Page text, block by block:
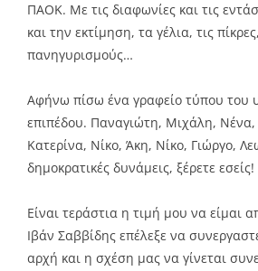
ΠΑΟΚ. Με τις διαφωνίες και τις
και την εκτίμηση, τα γέλια, τις
πανηγυρισμούς…
Αφήνω πίσω ένα γραφείο τύπου του
επιπέδου. Παναγιώτη, Μιχάλη,
Κατερίνα, Νίκο, Άκη, Νίκο, Γιώργο,
δημοκρατικές δυνάμεις, ξέρετε εσείς!
Είναι τεράστια η τιμή μου να είμαι
Ιβάν Σαββίδης επέλεξε να
αρχή και η σχέση μας να γίνεται